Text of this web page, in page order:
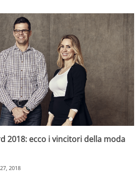
2018: ecco i vincitori della moda
2018